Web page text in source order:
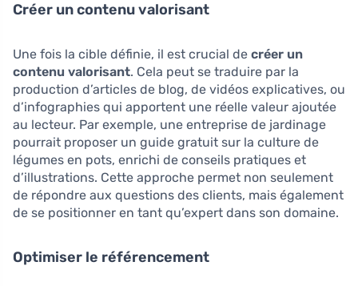
Créer un contenu valorisant
Une fois la cible définie, il est crucial de créer un
contenu valorisant. Cela peut se traduire par la
production d’articles de blog, de vidéos explicatives, ou
d’infographies qui apportent une réelle valeur ajoutée
au lecteur. Par exemple, une entreprise de jardinage
pourrait proposer un guide gratuit sur la culture de
légumes en pots, enrichi de conseils pratiques et
d’illustrations. Cette approche permet non seulement
de répondre aux questions des clients, mais également
de se positionner en tant qu’expert dans son domaine.
Optimiser le référencement